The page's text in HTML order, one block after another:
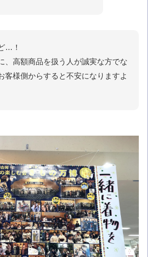
…！
、高額商品を扱う人が誠実な方でな
客様側からすると不安になりますよ